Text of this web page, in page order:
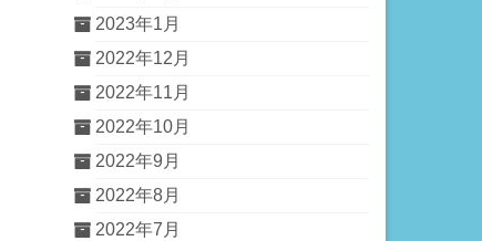
2023年1月
2022年12月
2022年11月
2022年10月
2022年9月
2022年8月
2022年7月